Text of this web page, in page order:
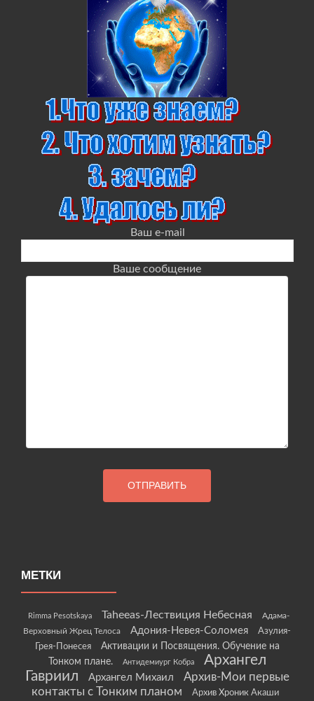
Ваш e-mail
Ваше сообщение
МЕТКИ
Rimma Pesotskaya Taheeas-Лествиция Небесная
Адама-
Верховный Жрец Телоса
Адония-Невея-Соломея
Азулия-
Грея-Понесея
Активации и Посвящения. Обучение на
Тонком плане.
Антидемиург Кобра
Архангел
Гавриил
Архангел Михаил
Архив-Мои первые
контакты с Тонким планом
Архив Хроник Акаши